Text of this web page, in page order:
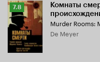
Рейтинг
Кинопоиска
7.8
7.8
Комнаты
De Meyer